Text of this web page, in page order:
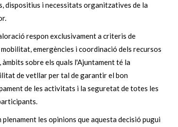
dispositius i necessitats organitzatives de la
respon exclusivament a criteris de
emergències i coordinació dels recursos
àmbits sobre els quals l'Ajuntament té la
de vetllar per tal de garantir el bon
de les activitats i la seguretat de totes les
plenament les opinions que aquesta decisió pugui